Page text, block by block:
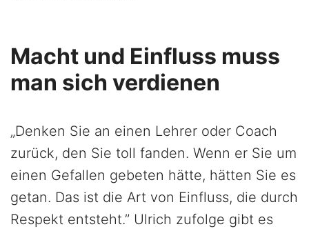
Macht und Einfluss muss
man sich verdienen
„Denken Sie an einen Lehrer oder Coach
zurück, den Sie toll fanden. Wenn er Sie um
einen Gefallen gebeten hätte, hätten Sie es
getan. Das ist die Art von Einfluss, die durch
Respekt entsteht.” Ulrich zufolge gibt es